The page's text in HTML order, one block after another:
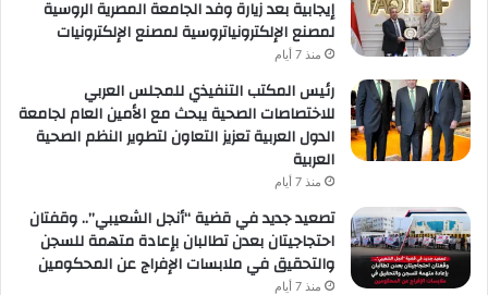
إيجابية بعد زيارة وفد الجامعة المصرية الروسية
لمصنع الإلكترونياتروسية لمصنع الإلكترونيات
منذ 7 أيام
رئيس المكتب التنفيذي للمجلس العربي
للاختصاصات الصحية يبحث مع الأمين العام لجامعة
الدول العربية تعزيز التعاون لتطوير النظم الصحية
العربية
منذ 7 أيام
تصعيد جديد في قضية “أنجل الشعيبي”.. وقفتان
احتجاجيتان بعدن تطالبان بإعادة متهمة للسجن
والتحقيق في ملابسات الإفراج عن المحكومين
منذ 7 أيام